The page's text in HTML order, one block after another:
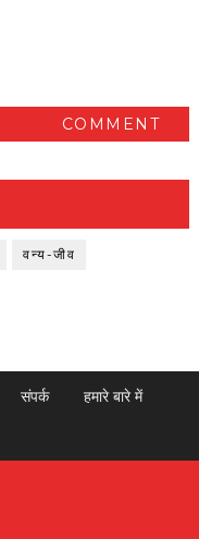
COMMENT
वन्य-जीव
संपर्क
हमारे बारे में